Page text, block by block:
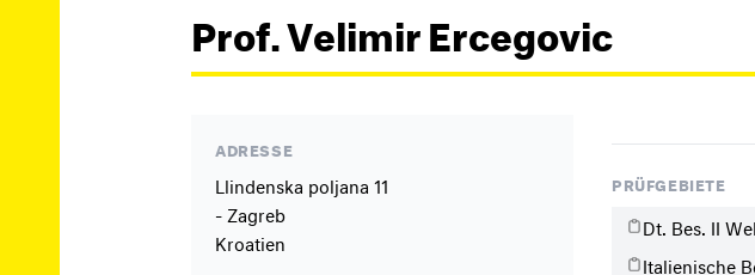
Prof. Velimir Ercegovic
ADRESSE
Llindenska poljana 11
- Zagreb
Kroatien
PRÜFGEBIETE
Dt. Bes. II
Italienische